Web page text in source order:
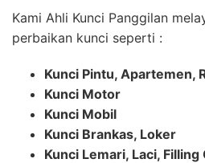
Kami Ahli Kunci Panggilan
perbaikan kunci seperti :
Kunci Pintu, Apartemen,
Kunci Motor
Kunci Mobil
Kunci Brankas, Loker
Kunci Lemari, Laci, Filling